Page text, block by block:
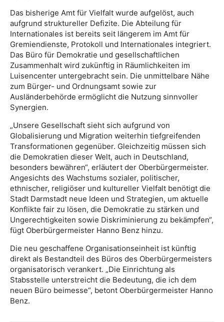
Das bisherige Amt für Vielfalt wurde aufgelöst, auch
aufgrund struktureller Defizite. Die Abteilung für
Internationales ist bereits seit längerem im Amt für
Gremiendienste, Protokoll und Internationales integriert.
Das Büro für Demokratie und gesellschaftlichen
Zusammenhalt wird zukünftig in Räumlichkeiten im
Luisencenter untergebracht sein. Die unmittelbare Nähe
zum Bürger- und Ordnungsamt sowie zur
Ausländerbehörde ermöglicht die Nutzung sinnvoller
Synergien.
„Unsere Gesellschaft sieht sich aufgrund von
Globalisierung und Migration weiterhin tiefgreifenden
Transformationen gegenüber. Gleichzeitig müssen sich
die Demokratien dieser Welt, auch in Deutschland,
besonders bewähren“, erläutert der Oberbürgermeister.
Angesichts des Wachstums sozialer, politischer,
ethnischer, religiöser und kultureller Vielfalt benötigt die
Stadt Darmstadt neue Ideen und Strategien, um aktuelle
Konflikte fair zu lösen, die Demokratie zu stärken und
Ungerechtigkeiten sowie Diskriminierung zu bekämpfen“,
fügt Oberbürgermeister Hanno Benz hinzu.
Die neu geschaffene Organisationseinheit ist künftig
direkt als Bestandteil des Büros des Oberbürgermeisters
organisatorisch verankert. „Die Einrichtung als
Stabsstelle unterstreicht die Bedeutung, die ich dem
neuen Büro beimesse“, betont Oberbürgermeister Hanno
Benz.